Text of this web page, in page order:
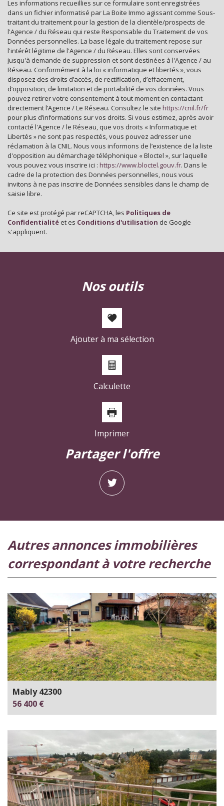
statistiques
Nombre d'habitants
35 798
Propriétaires (vs. locataires)
39,30 %
Taxe habitation
11,99 %
Taxe foncière
24,09 %
Habitants de moins de 25 ans
28,31 %
Habitants de 25 à 55 ans
35,08 %
Habitants de plus de 55 ans
36,62 %
Nombre d'enfants par famille
0,88
Familles sans enfant
52,07 %
Familles avec 1 ou 2 enfants
Maisons
Appartements
77,75 %
Les informations recueillies sur ce formulaire sont enregistrées
dans un fichier informatisé par La Boite Immo agissant comme Sous-
traitant du traitement pour la gestion de la clientèle/prospects de
l'Agence / du Réseau qui reste Responsable du Traitement de vos
Données personnelles. La base légale du traitement repose sur
l'intérêt légitime de l'Agence / du Réseau. Elles sont conservées
jusqu'à demande de suppression et sont destinées à l'Agence / au
Réseau. Conformément à la loi « informatique et libertés », vous
disposez des droits d’accès, de rectification, d’effacement,
d’opposition, de limitation et de portabilité de vos données. Vous
pouvez retirer votre consentement à tout moment en contactant
directement l’Agence / Le Réseau. Consultez le site https://cnil.fr/fr
pour plus d’informations sur vos droits. Si vous estimez, après avoir
contacté l'Agence / le Réseau, que vos droits « Informatique et
Libertés » ne sont pas respectés, vous pouvez adresser une
réclamation à la CNIL. Nous vous informons de l’existence de la liste
d'opposition au démarchage téléphonique « Bloctel », sur laquelle
vous pouvez vous inscrire ici : https://www.bloctel.gouv.fr. Dans le
cadre de la protection des Données personnelles, nous vous
invitons à ne pas inscrire de Données sensibles dans le champ de
saisie libre.
Ce site est protégé par reCAPTCHA, les Politiques de
Confidentialité et es Conditions d'utilisation de Google
s'appliquent.
nos outils
Ajouter à ma sélection
Calculette
Imprimer
partager l'offre
autres annonces immobilières
correspondant à votre recherche
Mably 42300
56 400 €